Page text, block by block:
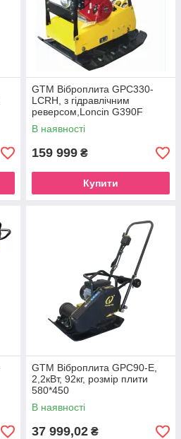
GTM Віброплита GPC330-
LCRH, з гідравлічним
реверсом,Loncin G390F
14к.с., 300кг, розмір плити
835*680, лита плита
В наявності
159 999 ₴
Купити
GTM Віброплита GPC90-E,
2,2кВт, 92кг, розмір плити
580*450
В наявності
37 999,02 ₴